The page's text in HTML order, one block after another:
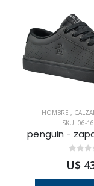
HOMBRE ,
SKU: 06-
U$